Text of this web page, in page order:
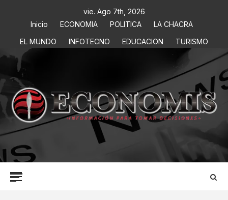
vie. Ago 7th, 2026
Inicio
ECONOMIA POLITICA
LA CHACRA
EL MUNDO
INFOTECNO EDUCACION TURISMO
ECONOMIS
INFORMACIÓN PARA TOMAR DECISIONES